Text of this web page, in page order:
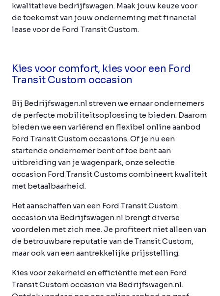
kwalitatieve bedrijfswagen. Maak jouw keuze voor
de toekomst van jouw onderneming met financial
lease voor de Ford Transit Custom.
Kies voor comfort, kies voor een Ford
Transit Custom occasion
Bij Bedrijfswagen.nl streven we ernaar ondernemers
de perfecte mobiliteitsoplossing te bieden. Daarom
bieden we een variërend en flexibel online aanbod
Ford Transit Custom occasions. Of je nu een
startende ondernemer bent of toe bent aan
uitbreiding van je wagenpark, onze selectie
occasion Ford Transit Customs combineert kwaliteit
met betaalbaarheid.
Het aanschaffen van een Ford Transit Custom
occasion via Bedrijfswagen.nl brengt diverse
voordelen met zich mee. Je profiteert niet alleen van
de betrouwbare reputatie van de Transit Custom,
maar ook van een aantrekkelijke prijsstelling.
Kies voor zekerheid en efficiëntie met een Ford
Transit Custom occasion via Bedrijfswagen.nl.